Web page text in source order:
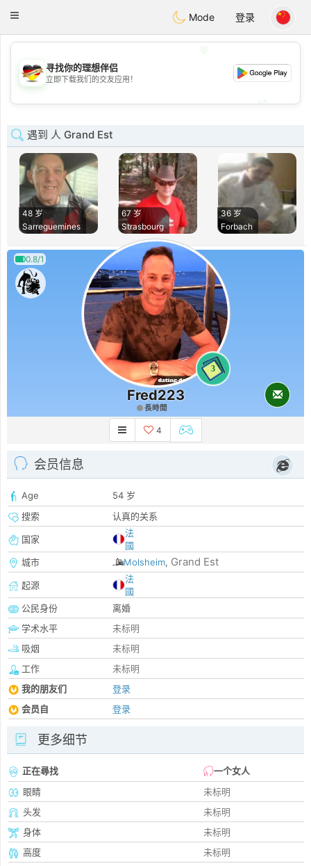
Dating
Toggle
Mode 登录
💖
💕
寻找你的理想伴侣
立即下载我们的交友应用！
遇到 人 Grand Est
48 岁
Sarreguemines
67 岁
Strasbourg
36 岁
Forbach
0.8/1
3
Fred223
長時間
4
会员信息
Age
54 岁
搜索
认真的关系
国家
法
國
城市
Molsheim, Grand Est
起源
法
國
公民身份
离婚
学术水平
未标明
吸烟
未标明
工作
未标明
我的朋友们
登录
会员自
登录
更多细节
正在尋找
一个女人
眼睛
未标明
头发
未标明
身体
未标明
高度
未标明